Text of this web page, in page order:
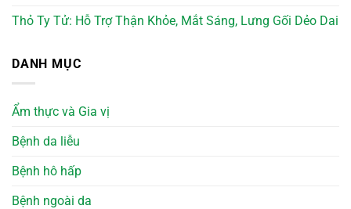
Thỏ Ty Tử: Hỗ Trợ Thận Khỏe, Mắt Sáng, Lưng Gối Dẻo Dai
DANH MỤC
Ẩm thực và Gia vị
Bệnh da liễu
Bệnh hô hấp
Bệnh ngoài da